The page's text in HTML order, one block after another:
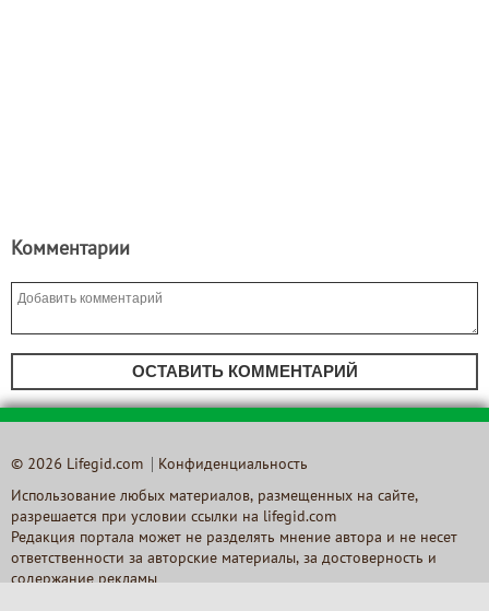
Комментарии
ОСТАВИТЬ КОММЕНТАРИЙ
© 2026 Lifegid.com Конфиденциальность
Использование любых материалов, размещенных на сайте,
разрешается при условии ссылки на lifegid.com
Редакция портала может не разделять мнение автора и не несет
ответственности за авторские материалы, за достоверность и
содержание рекламы